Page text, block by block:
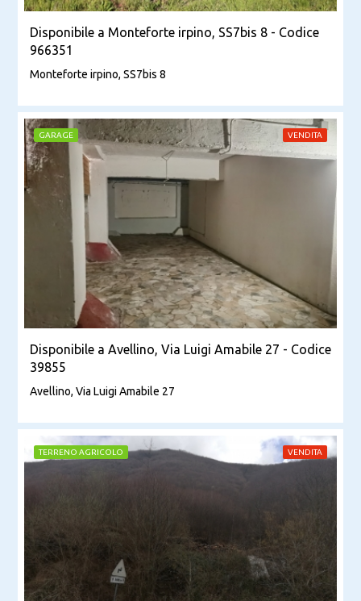
Disponibile a Monteforte irpino, SS7bis 8 - Codice
966351
Monteforte irpino, SS7bis 8
GARAGE VENDITA
Disponibile a Avellino, Via Luigi Amabile 27 - Codice
39855
Avellino, Via Luigi Amabile 27
TERRENO AGRICOLO VENDITA